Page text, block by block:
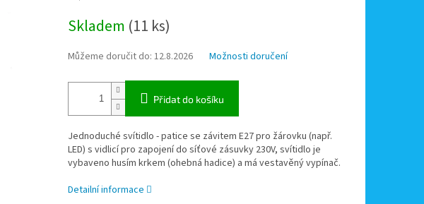
cena:
Skladem (11 ks)
Můžeme doručit do: 12.8.2026 Možnosti doručení
Přidat do košíku
Jednoduché svítidlo - patice se závitem E27 pro žárovku (např.
LED) s vidlicí pro zapojení do síťové zásuvky 230V, svítidlo je
vybaveno husím krkem (ohebná hadice) a má vestavěný vypínač.
Detailní informace